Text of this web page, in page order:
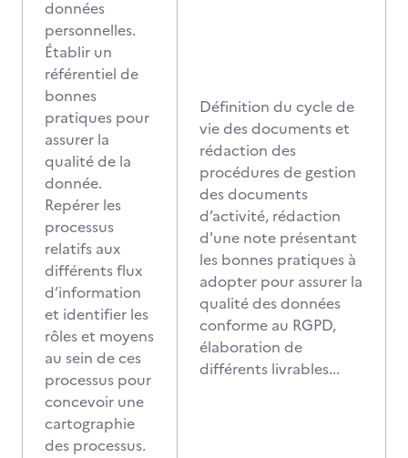
données
personnelles.
Établir un
référentiel de
bonnes
pratiques pour
assurer la
qualité de la
donnée.
Repérer les
processus
relatifs aux
différents flux
d’information
et identifier les
rôles et moyens
au sein de ces
processus pour
concevoir une
cartographie
des processus.
Définition du cycle de
vie des documents et
rédaction des
procédures de gestion
des documents
d’activité, rédaction
d'une note présentant
les bonnes pratiques à
adopter pour assurer la
qualité des données
conforme au RGPD,
élaboration de
différents livrables...